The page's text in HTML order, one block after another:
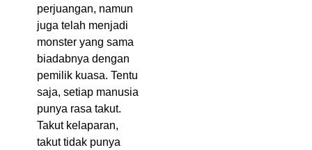
perjuangan, namun
juga telah menjadi
monster yang sama
biadabnya dengan
pemilik kuasa. Tentu
saja, setiap manusia
punya rasa takut.
Takut kelaparan,
takut tidak punya